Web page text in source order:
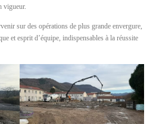
vigueur.
sur des opérations de plus grande envergure,
et esprit d’équipe, indispensables à la réussite